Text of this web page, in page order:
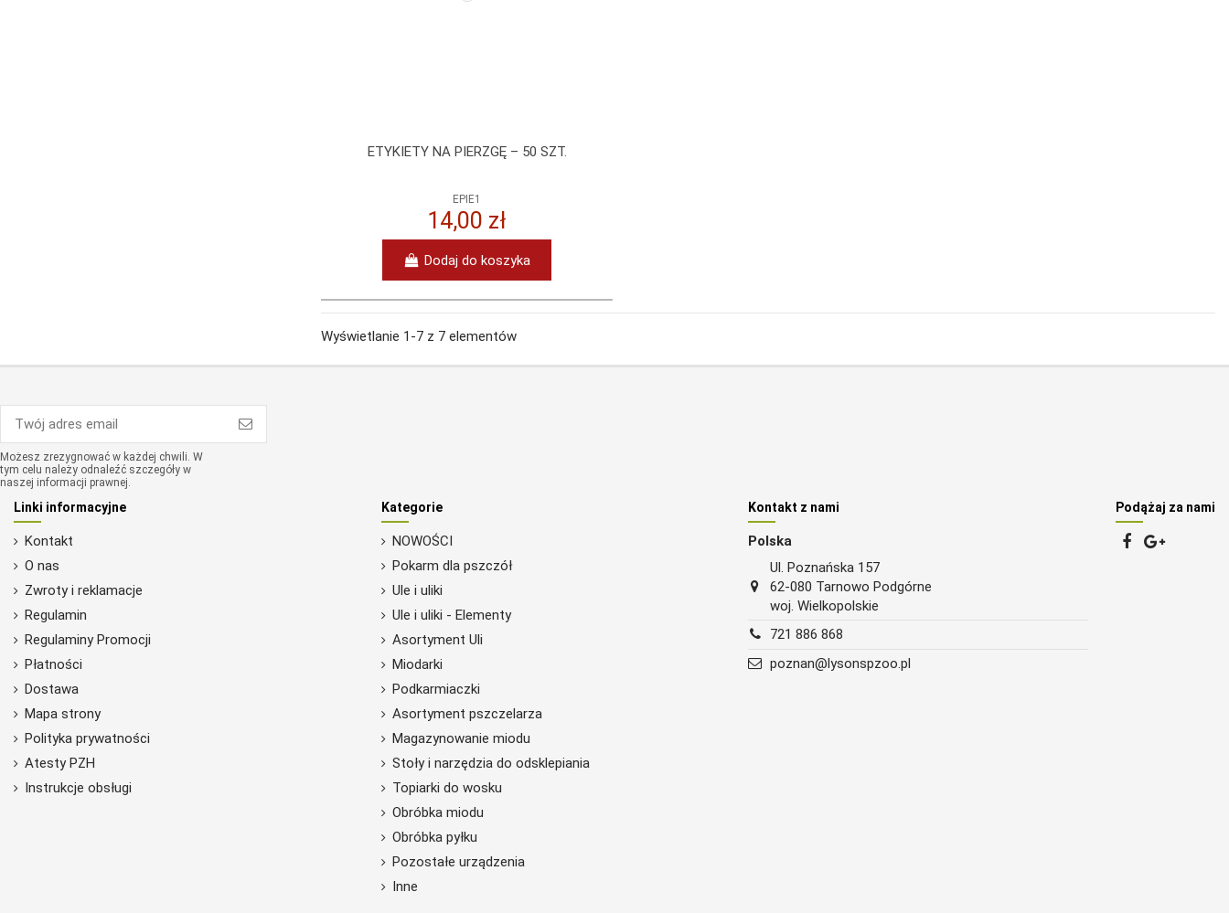
ETYKIETY NA PIERZGĘ – 50 SZT.
EPIE1
14,00 zł
Dodaj do koszyka
Wyświetlanie 1-7 z 7 elementów
Możesz zrezygnować w każdej chwili. W
tym celu należy odnaleźć szczegóły w
naszej informacji prawnej.
Linki informacyjne
Kontakt
O nas
Zwroty i reklamacje
Regulamin
Regulaminy Promocji
Płatności
Dostawa
Mapa strony
Polityka prywatności
Atesty PZH
Instrukcje obsługi
Kategorie
NOWOŚCI
Pokarm dla pszczół
Ule i uliki
Ule i uliki - Elementy
Asortyment Uli
Miodarki
Podkarmiaczki
Asortyment pszczelarza
Magazynowanie miodu
Stoły i narzędzia do odsklepiania
Topiarki do wosku
Obróbka miodu
Obróbka pyłku
Pozostałe urządzenia
Inne
Kontakt z nami
Polska
Ul. Poznańska 157
62-080 Tarnowo Podgórne
woj. Wielkopolskie
721 886 868
poznan@lysonspzoo.pl
Podążaj za nami